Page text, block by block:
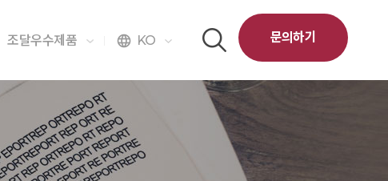
조달우수제품 language KO 문의하기